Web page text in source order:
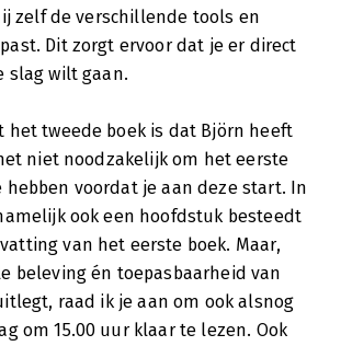
zelf de verschillende tools en
Dit zorgt ervoor dat je er direct
slag wilt gaan.
het tweede boek is dat Björn heeft
niet noodzakelijk om het eerste
hebben voordat je aan deze start. In
ook een hoofdstuk besteedt
van het eerste boek. Maar,
beleving én toepasbaarheid van
raad ik je aan om ook alsnog
om 15.00 uur klaar te lezen. Ook